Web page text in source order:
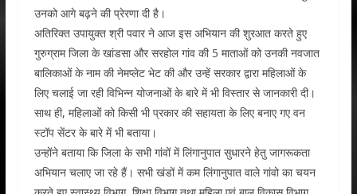
उनको आगे बढ़ने की प्रेरणा दी है।
अतिरिक्त उपायुक्त श्री पवार ने आज इस अभियान की शुरआत करते हुए
गुरुग्राम जिला के खांडसा और सरहोल गांव की 5 माताओं को उनकी नवजात
बालिकाओं के नाम की नेमप्लेट भेट की और उन्हें सरकार द्वारा महिलाओं के
लिए चलाई जा रही विभिन्न योजनाओं के बारे में भी विस्तार से जानकारी दी।
साथ ही, महिलाओं को किसी भी प्रकार की सहायता के लिए बनाए गए वन
स्टॉप सेंटर के बारे में भी बताया।
उन्होंने बताया कि जिला के सभी गांवों में लिंगानुपात सुधारने हेतु जागरूकता
अभियान चलाए जा रहे हैं। सभी खंडों में कम लिंगानुपात वाले गांवो का चयन